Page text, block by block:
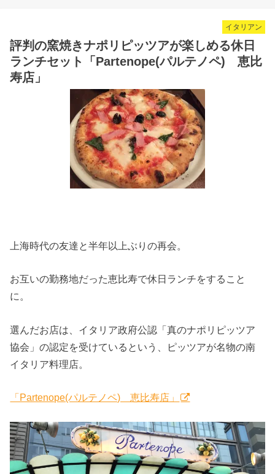
イタリアン
評判の窯焼きナポリピッツアが楽しめる休日
ランチセット「Partenope(パルテノペ) 恵比
寿店」
上海時代の友達と半年以上ぶりの再会。
お互いの勤務地だった恵比寿で休日ランチをすること
に。
選んだお店は、イタリア政府公認「真のナポリピッツア
協会」の認定を受けているという、ピッツアが名物の南
イタリア料理店。
「Partenope(パルテノペ) 恵比寿店」